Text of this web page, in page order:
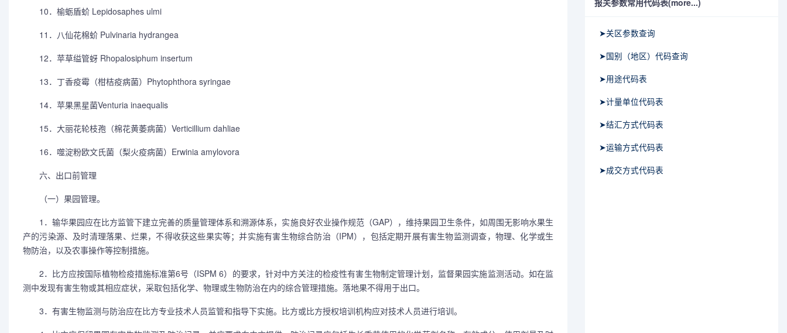
10．榆蛎盾蚧 Lepidosaphes ulmi
11．八仙花棉蚧 Pulvinaria hydrangea
12．苹草缢管蚜 Rhopalosiphum insertum
13．丁香疫霉（柑桔疫病菌）Phytophthora syringae
14．苹果黑星菌Venturia inaequalis
15．大丽花轮枝孢（棉花黄萎病菌）Verticillium dahliae
16．噬淀粉欧文氏菌（梨火疫病菌）Erwinia amylovora
六、出口前管理
（一）果园管理。
1．输华果园应在比方监管下建立完善的质量管理体系和溯源体系，实施良好农业操作规范（GAP），维持果园卫生条件，如周围无影响水果生
产的污染源、及时清理落果、烂果，不得收获这些果实等；并实施有害生物综合防治（IPM），包括定期开展有害生物监测调查，物理、化学或生
物防治，以及农事操作等控制措施。
2．比方应按国际植物检疫措施标准第6号（ISPM 6）的要求，针对中方关注的检疫性有害生物制定管理计划，监督果园实施监测活动。如在监
测中发现有害生物或其相应症状，采取包括化学、物理或生物防治在内的综合管理措施。落地果不得用于出口。
3．有害生物监测与防治应在比方专业技术人员监管和指导下实施。比方或比方授权培训机构应对技术人员进行培训。
报关参数常用代码表(more...)
➤关区参数查询
➤国别（地区）代码查询
➤用途代码表
➤计量单位代码表
➤结汇方式代码表
➤运输方式代码表
➤成交方式代码表